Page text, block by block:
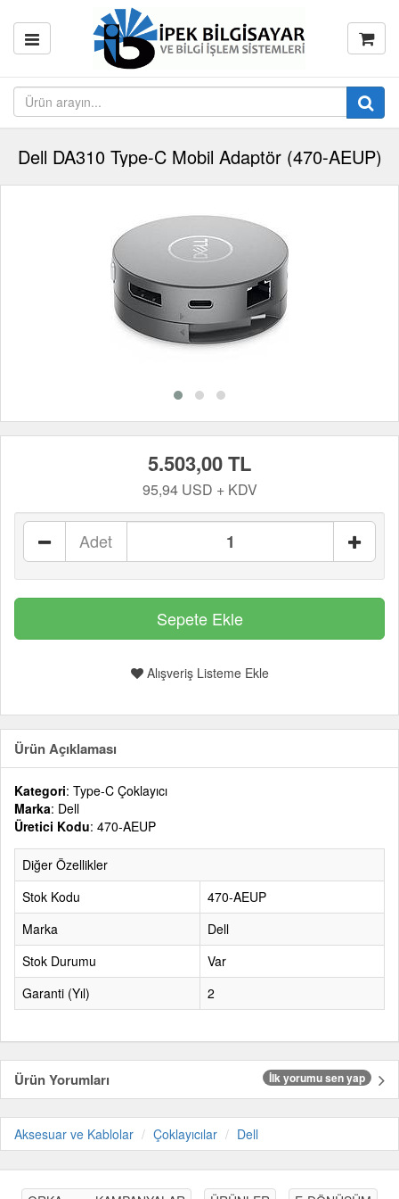
Dell DA310 Type-C Mobil Adaptör (470-AEUP)
5.503,00 TL
95,94 USD + KDV
Adet
Alışveriş Listeme Ekle
Ürün Açıklaması
Kategori: Type-C Çoklayıcı
Marka: Dell
Üretici Kodu: 470-AEUP
Diğer Özellikler
Stok Kodu
470-AEUP
Marka
Dell
Stok Durumu
Var
Garanti (Yıl)
2
Ürün Yorumları İlk yorumu sen yap
Aksesuar ve Kablolar Çoklayıcılar Dell